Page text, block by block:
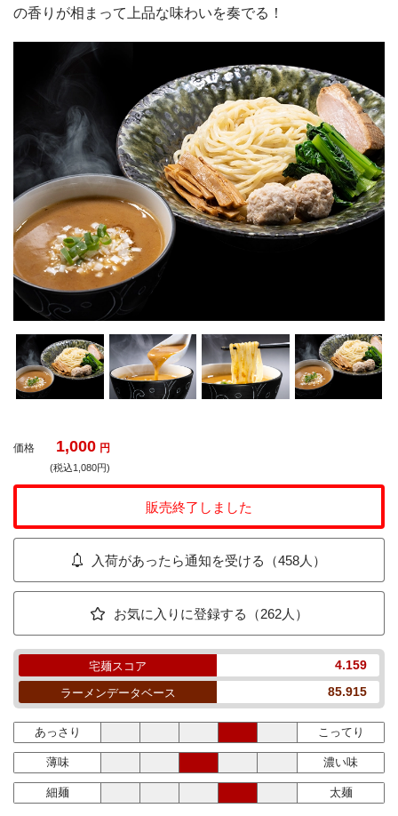
の香りが相まって上品な味わいを奏でる！
価格 1,000 円
(税込1,080円)
販売終了しました
入荷があったら通知を受ける（458人）
お気に入りに登録する（262人）
宅麺スコア 4.159
ラーメンデータベース 85.915
あっさり こってり
薄味 濃い味
細麺 太麺